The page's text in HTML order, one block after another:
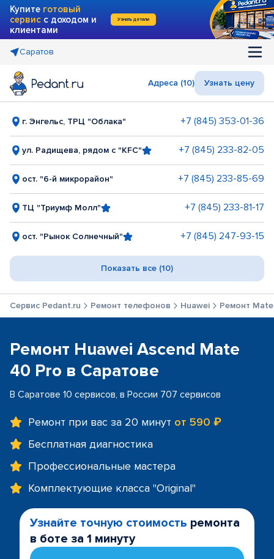
Купите готовый
сервис с доходом и
клиентами
Узнать детали
Саратов
Адреса (10) Узнать цену
г. Энгельс, ТРЦ "Облака" +7 (845) 353-01-36
ул. Радищева, рядом с "KFC" +7 (845) 233-82-05
ост. "6-й микрорайон" +7 (845) 233-85-69
ТЦ "Триумф Молл" +7 (845) 233-81-17
ост. "Рынок Солнечный" +7 (845) 247-93-15
Показать все (10)
Сервис Pedant.ru Ремонт телефонов Huawei Ремонт
Ремонт Huawei Ascend Mate
40 Pro в Саратове
В Саратове 10 сервисов, в России 707 сервисов
Ремонт при вас за 20 минут от 590 ₽
Бесплатная диагностика
Профессиональные мастера
Комплектующие класса "Original"
Узнайте точную стоимость ремонта
в боте за 1 минуту